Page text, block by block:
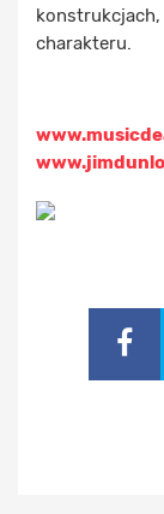
konstrukcjach,
charakteru.